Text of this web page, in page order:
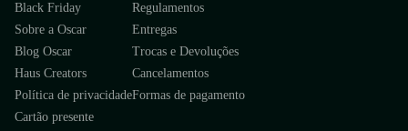
Black Friday
Sobre a Oscar
Blog Oscar
Haus Creators
Política de privacidade
Cartão presente
Regulamentos
Entregas
Trocas e Devoluções
Cancelamentos
Formas de pagamento